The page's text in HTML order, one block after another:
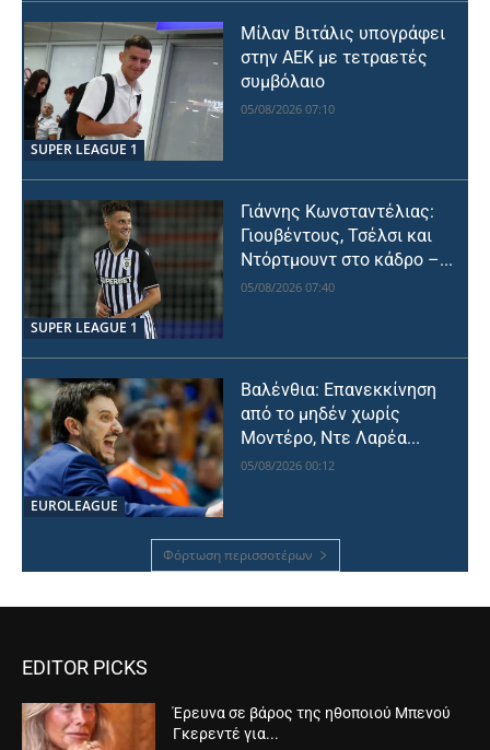
SUPER LEAGUE 1
Μίλαν Βιτάλις υπογράφει
στην ΑΕΚ με τετραετές
συμβόλαιο
05/08/2026 07:10
SUPER LEAGUE 1
Γιάννης Κωνσταντέλιας:
Γιουβέντους, Τσέλσι και
Ντόρτμουντ στο κάδρο –...
05/08/2026 07:40
EUROLEAGUE
Βαλένθια: Επανεκκίνηση
από το μηδέν χωρίς
Μοντέρο, Ντε Λαρέα...
05/08/2026 00:12
Φόρτωση περισσοτέρων
EDITOR PICKS
Έρευνα σε βάρος της ηθοποιού Μπενού
Γκερεντέ για...